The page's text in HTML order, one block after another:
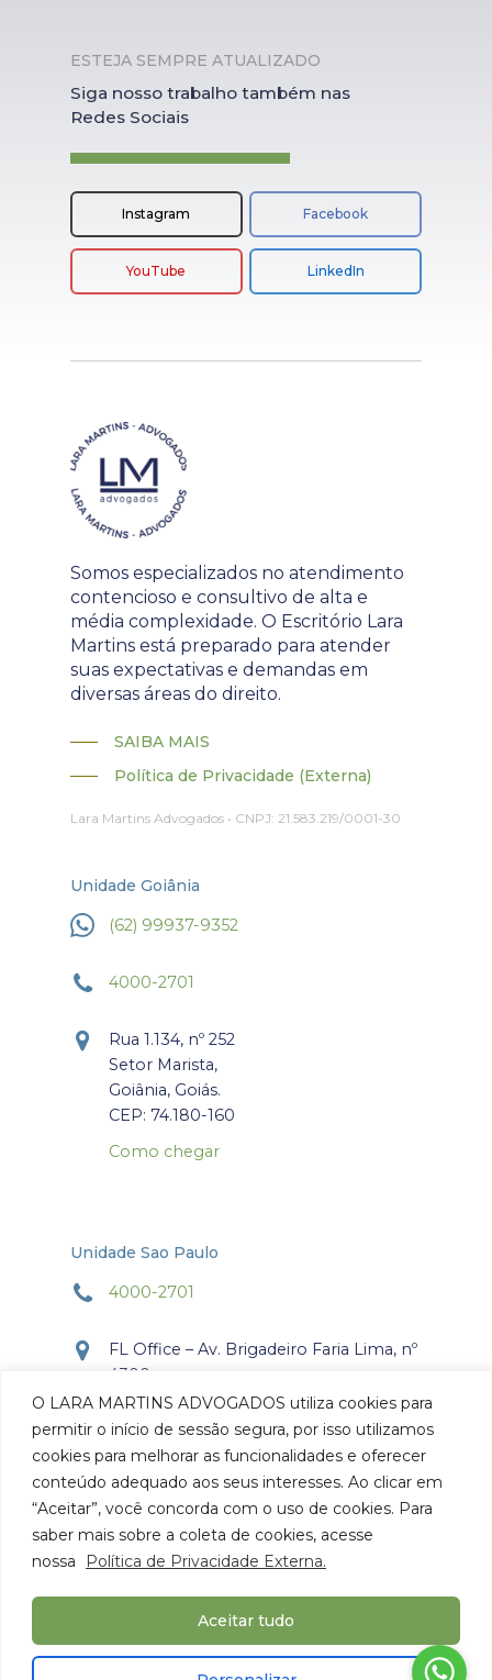
O LARA MARTINS ADVOGADOS utiliza cookies para
permitir o início de sessão segura, por isso utilizamos
cookies para melhorar as funcionalidades e oferecer
conteúdo adequado aos seus interesses. Ao clicar em
“Aceitar”, você concorda com o uso de cookies. Para
saber mais sobre a coleta de cookies, acesse
nossa
Política de Privacidade Externa.
Aceitar tudo
ESTEJA SEMPRE ATUALIZADO
Siga nosso trabalho também nas
Redes Sociais
Instagram Facebook
YouTube LinkedIn
Somos especializados no atendimento
contencioso e consultivo de alta e
média complexidade. O Escritório Lara
Martins está preparado para atender
suas expectativas e demandas em
diversas áreas do direito.
SAIBA MAIS
Política de Privacidade (Externa)
Lara Martins Advogados • CNPJ: 21.583.219/0001-30
Unidade Goiânia
(62) 99937-9352
4000-2701
Rua 1.134, nº 252
Setor Marista,
Goiânia, Goiás.
CEP: 74.180-160
Como chegar
Unidade Sao Paulo
4000-2701
FL Office – Av. Brigadeiro Faria Lima, nº
4300
Torre Office – Sala 804
Itaim Bibi, São Paulo, SP.
CEP: 04.538-132
Como chegar